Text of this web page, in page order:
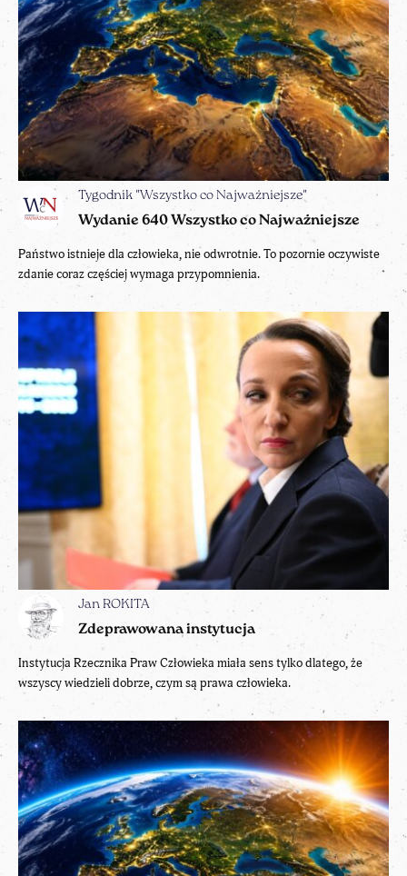
Tygodnik "Wszystko co Najważniejsze"
Wydanie 640 Wszystko co Najważniejsze
Państwo istnieje dla człowieka, nie odwrotnie. To pozornie oczywiste
zdanie coraz częściej wymaga przypomnienia.
Jan ROKITA
Zdeprawowana instytucja
Instytucja Rzecznika Praw Człowieka miała sens tylko dlatego, że
wszyscy wiedzieli dobrze, czym są prawa człowieka.